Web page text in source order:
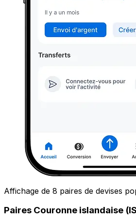
Affichage de 8 paires de devises
Paires Couronne islandaise